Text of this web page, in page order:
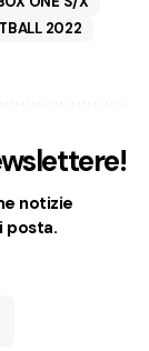
2022
notizie
posta.